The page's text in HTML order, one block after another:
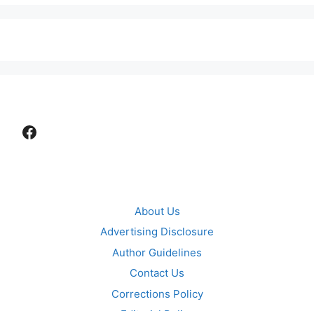
Facebook
About Us
Advertising Disclosure
Author Guidelines
Contact Us
Corrections Policy